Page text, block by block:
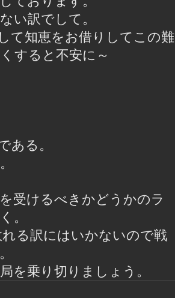
い訳でして。
て知恵をお借りしてこの難
すると不安に～
ある。
受けるべきかどうかのラ
。
る訳にはいかないので戦
を乗り切りましょう。